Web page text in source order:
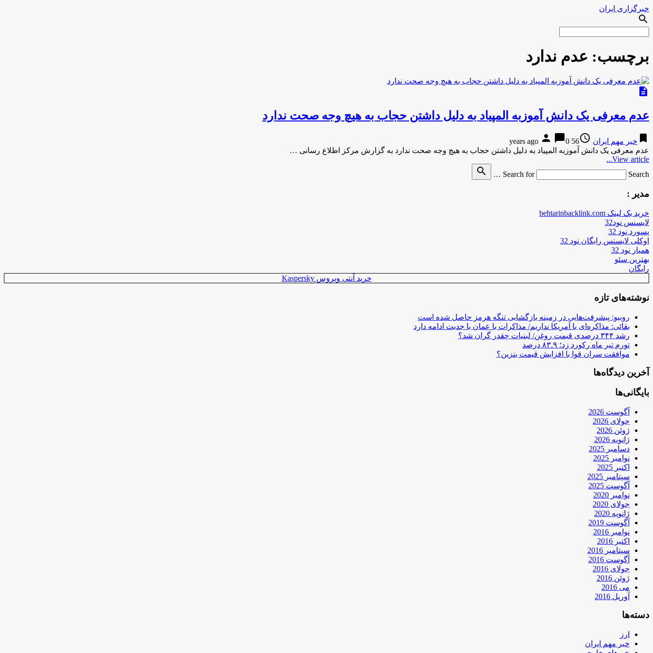
خبرگزاری ایران
search
برچسب: عدم ندارد
description
عدم معرفی یک دانش آموزبه المپیاد به دلیل داشتن حجاب به هیچ وجه صحت ندارد
bookmark خبر مهم ایران access_time
56 years ago
person chat_bubble0
عدم معرفی یک دانش آموزبه المپیاد به دلیل داشتن حجاب به هیچ وجه صحت ندارد به گزارش مرکز اطلاع رسانی …
View article...
Search for
Search …
search
مدیر :
خرید بک لینک behtarinbacklink.com
لایسنس نود32
پسورد نود 32
اوکلی لایسنس رایگان نود 32
همیار نود 32
بهترین سئو
رایگان
خرید آنتی ویروس Kaspersky
نوشته‌های تازه
روبیو: پیشرفت‌هایی در زمینه بازگشایی تنگه هرمز حاصل شده است
بقائی: مذاکره‌ای با آمریکا نداریم/ مذاکرات با عمان با جدیت ادامه دارد
رشد ۳۴۴ درصدی قیمت روغن/ لبنیات چقدر گران شد؟
تورم تیر ماه رکورد زد؛ ۸۳.۹ درصد
موافقت سران قوا با افزایش قیمت بنزین؟
آخرین دیدگاه‌ها
بایگانی‌ها
آگوست 2026
جولای 2026
ژوئن 2026
ژانویه 2026
دسامبر 2025
نوامبر 2025
اکتبر 2025
سپتامبر 2025
آگوست 2025
نوامبر 2020
جولای 2020
ژانویه 2020
آگوست 2019
نوامبر 2016
اکتبر 2016
سپتامبر 2016
آگوست 2016
جولای 2016
ژوئن 2016
می 2016
آوریل 2016
دسته‌ها
ارز
خبر مهم ایران